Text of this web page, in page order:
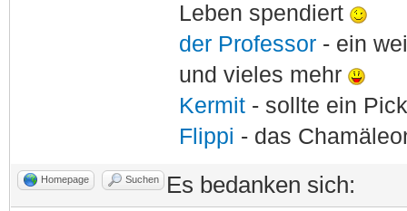
Leben spendiert
der Professor - ein
und vieles mehr
Kermit- sollte ein
Flippi - das
Homepage Suchen Es bedanken sich: